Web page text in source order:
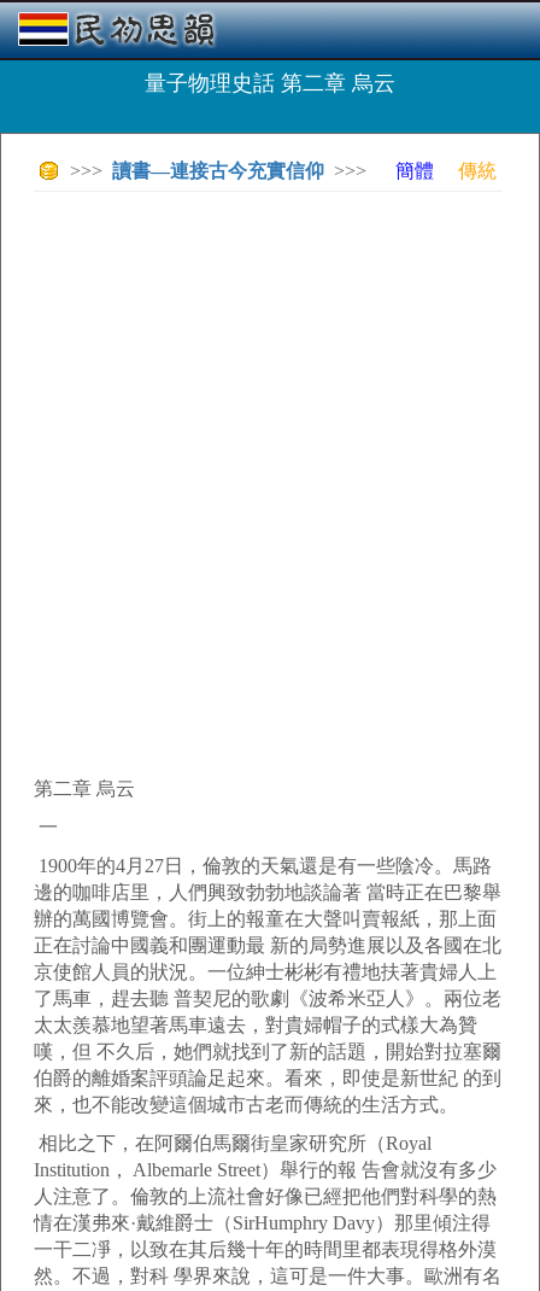
量子物理史話 第二章 烏云
>>> 讀書—連接古今充實信仰 >>> 簡體 傳統
第二章 烏云
一
1900年的4月27日，倫敦的天氣還是有一些陰冷。馬路
邊的咖啡店里，人們興致勃勃地談論著 當時正在巴黎舉
辦的萬國博覽會。街上的報童在大聲叫賣報紙，那上面
正在討論中國義和團運動最 新的局勢進展以及各國在北
京使館人員的狀況。一位紳士彬彬有禮地扶著貴婦人上
了馬車，趕去聽 普契尼的歌劇《波希米亞人》。兩位老
太太羨慕地望著馬車遠去，對貴婦帽子的式樣大為贊
嘆，但 不久后，她們就找到了新的話題，開始對拉塞爾
伯爵的離婚案評頭論足起來。看來，即使是新世紀 的到
來，也不能改變這個城市古老而傳統的生活方式。
相比之下，在阿爾伯馬爾街皇家研究所（Royal
Institution， Albemarle Street）舉行的報 告會就沒有多少
人注意了。倫敦的上流社會好像已經把他們對科學的熱
情在漢弗來·戴維爵士（SirHumphry Davy）那里傾注得
一干二凈，以致在其后幾十年的時間里都表現得格外漠
然。不過，對科 學界來說，這可是一件大事。歐洲有名